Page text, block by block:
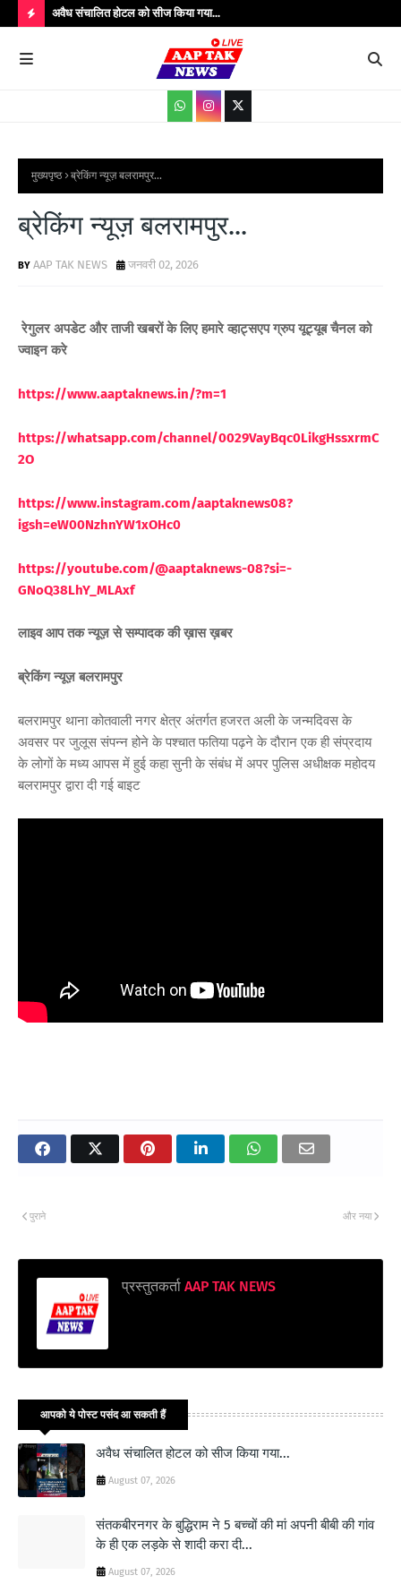
O
S
S
श्री अवैध संचालित होटल को सीज किया गया...
मुख्यपृष्ठ ब्रेकिंग न्यूज़ बलरामपुर...
ब्रेकिंग न्यूज़ बलरामपुर...
AAP TAK NEWS जनवरी 02, 2026
रेगुलर अपडेट और ताजी खबरों के लिए हमारे व्हाट्सएप ग्रुप यूट्यूब चैनल को
ज्वाइन करे
https://www.aaptaknews.in/?m=1
https://whatsapp.com/channel/0029VayBqc0LikgHssxrmC
2O
https://www.instagram.com/aaptaknews08?
igsh=eW00NzhnYW1xOHc0
https://youtube.com/@aaptaknews-08?si=-
GNoQ38LhY_MLAxf
लाइव आप तक न्यूज़ से सम्पादक की ख़ास ख़बर
ब्रेकिंग न्यूज़ बलरामपुर
बलरामपुर थाना कोतवाली नगर क्षेत्र अंतर्गत हजरत अली के जन्मदिवस के
अवसर पर जुलूस संपन्न होने के पश्चात फतिया पढ़ने के दौरान एक ही संप्रदाय
के लोगों के मध्य आपस में हुई कहा सुनी के संबंध में अपर पुलिस अधीक्षक महोदय
बलरामपुर द्वारा दी गई बाइट
और नया
पुराने
प्रस्तुतकर्ता AAP TAK NEWS
आपको ये पोस्ट पसंद आ सकती हैं
अवैध संचालित होटल को सीज किया गया...
August 07, 2026
संतकबीरनगर के बुद्धिराम ने 5 बच्चों की मां अपनी बीबी की गांव
के ही एक लड़के से शादी करा दी...
August 07, 2026